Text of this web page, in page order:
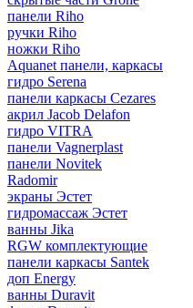
панели Riho
ручки Riho
ножки Riho
Aquanet панели, каркасы
гидро Serena
панели каркасы Cezares
акрил Jacob Delafon
гидро VITRA
панели Vagnerplast
панели Novitek
Radomir
экраны Эстет
гидромассаж Эстет
ванны Jika
RGW комплектующие
панели каркасы Santek
доп Energy
ванны Duravit